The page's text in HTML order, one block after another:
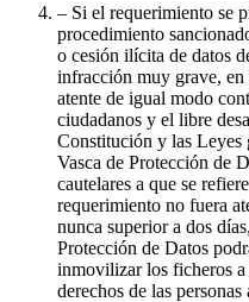
– Si el requerimiento se
procedimiento
o cesión ilícita de datos
infracción muy grave, en
atente de igual modo
ciudadanos y el libre
Constitución y las Leyes
Vasca de Protección de
cautelares a que se
requerimiento no fuera
nunca superior a dos
Protección de Datos
inmovilizar los ficheros a
derechos de las personas